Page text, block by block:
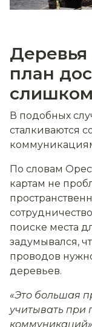
план
слишком
В подобных
сталкиваются
По словам
картам не
поиске места
задумывался,
проводов
деревьев.
«Это большая
учитывать при